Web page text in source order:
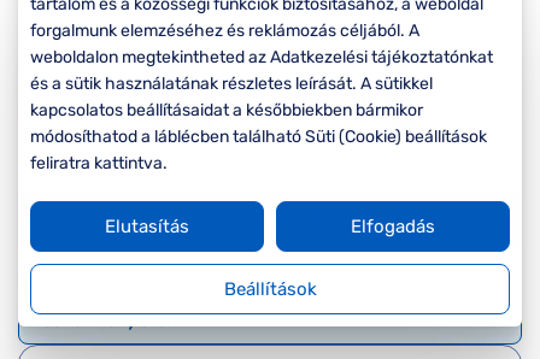
minden
szemüvegekre
Seen Belépőár
ajánlat
forgalmunk elemzéséhez és reklámozás céljából. A
weboldalon megtekintheted az Adatkezelési tájékoztatónkat
és a sütik használatának részletes leírását. A sütikkel
kapcsolatos beállításaidat a későbbiekben bármikor
módosíthatod a láblécben található Süti (Cookie) beállítások
feliratra kattintva.
Beállítások
Elutasítás Elfogadás